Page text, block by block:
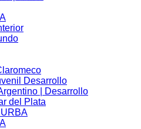
Desarrollo
| Desarrollo
del Plata